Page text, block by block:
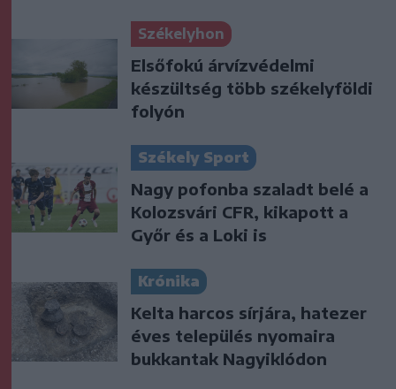
Székelyhon
Elsőfokú árvízvédelmi
készültség több székelyföldi
folyón
Székely Sport
Nagy pofonba szaladt belé a
Kolozsvári CFR, kikapott a
Győr és a Loki is
Krónika
Kelta harcos sírjára, hatezer
éves település nyomaira
bukkantak Nagyiklódon